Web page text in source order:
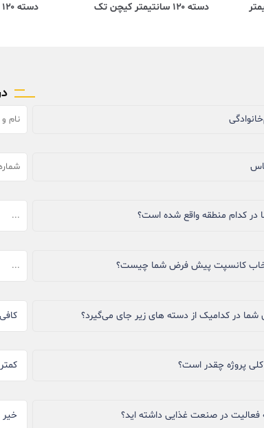
سانتیمتر
دسته ۱۲۰ سانتیمتر کیچن تک
دسته ۱۲۰ سانتیمتر کیچن تک
در کدام منطقه واقع شده است؟
کانسپت پیش فرض شما چیست؟
شما در کدامیک از دسته های زیر جای می‌گیرد؟
پروژه چقدر است؟ کمتر از ۵۰
فعالیت در صنعت غذایی داشته اید؟ خیر